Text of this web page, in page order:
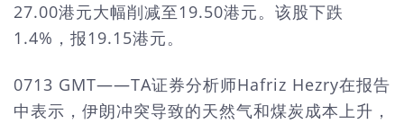
27.00港元大幅削减至19.50港元。该股下跌
1.4%，报19.15港元。
0713 GMT——TA证券分析师Hafriz Hezry在报告
中表示，伊朗冲突导致的天然气和煤炭成本上升，